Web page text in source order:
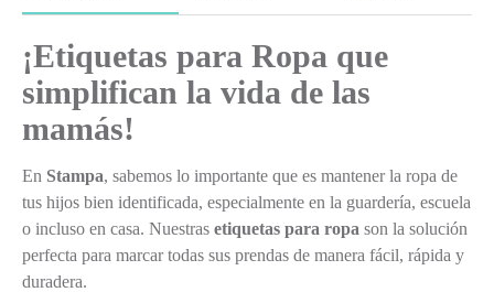
¡Etiquetas para Ropa que
simplifican la vida de las
mamás!
En Stampa, sabemos lo importante que es mantener la ropa de
tus hijos bien identificada, especialmente en la guardería, escuela
o incluso en casa. Nuestras etiquetas para ropa son la solución
perfecta para marcar todas sus prendas de manera fácil, rápida y
duradera.